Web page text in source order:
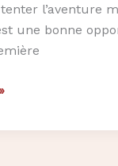
l’aventure
une bonne